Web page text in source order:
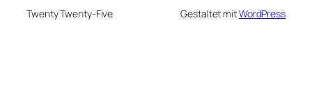
Twenty Twenty-Five Gestaltet mitWordPress